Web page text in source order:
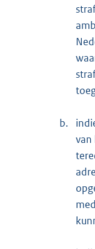
b.
van